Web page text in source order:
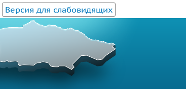
Версия для слабовидящих